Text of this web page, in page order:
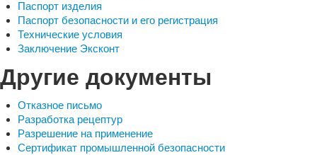
Паспорт изделия
Паспорт безопасности и его регистрация
Технические условия
Заключение Эксконт
Другие документы
Отказное письмо
Разработка рецептур
Разрешение на применение
Сертификат промышленной безопасности